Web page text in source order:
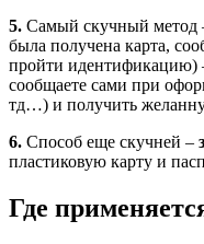
5. Самый скучный метод
была получена карта,
пройти идентификацию)
сообщаете сами при
тд…) и получить
6. Способ еще скучней –
пластиковую карту и
Где